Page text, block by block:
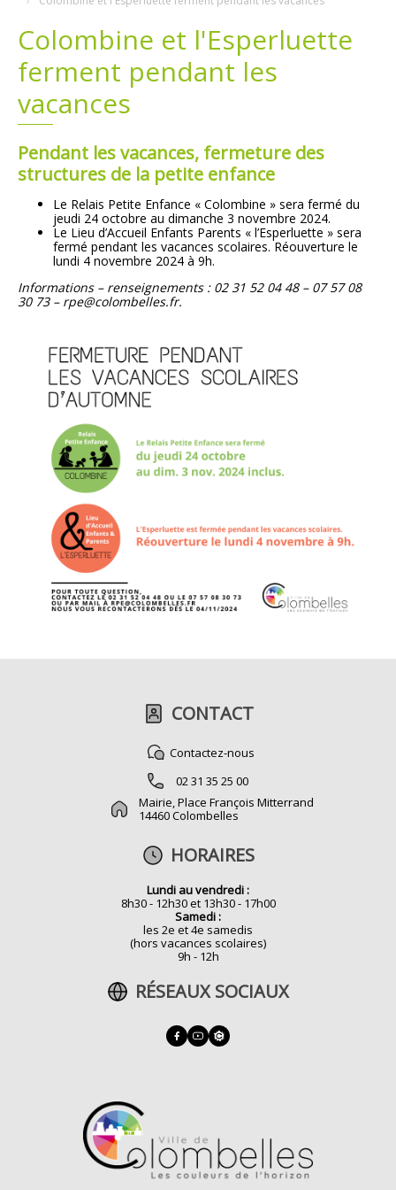
Colombine et l'Esperluette
ferment pendant les
vacances
Pendant les vacances, fermeture des
structures de la petite enfance
Le Relais Petite Enfance « Colombine » sera fermé du
jeudi 24 octobre au dimanche 3 novembre 2024.
Le Lieu d’Accueil Enfants Parents « l’Esperluette » sera
fermé pendant les vacances scolaires. Réouverture le
lundi 4 novembre 2024 à 9h.
Informations – renseignements : 02 31 52 04 48 – 07 57 08
30 73 – rpe@colombelles.fr.
CONTACT
Contactez-nous
02 31 35 25 00
Mairie, Place François Mitterrand
14460 Colombelles
HORAIRES
Lundi au vendredi :
8h30 - 12h30 et 13h30 - 17h00
Samedi :
les 2e et 4e samedis
(hors vacances scolaires)
9h - 12h
RÉSEAUX SOCIAUX
Plans
Demandes légales
Emploi
Marchés publics
Grands projets